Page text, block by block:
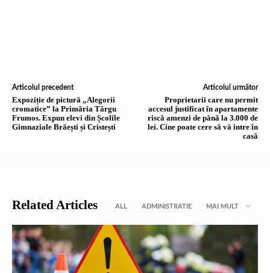
Articolul precedent
Expoziție de pictură „Alegorii
cromatice” la Primăria Târgu
Frumos. Expun elevi din Școlile
Gimnaziale Brăești și Cristești
Articolul următor
Proprietarii care nu permit
accesul justificat în apartamente
riscă amenzi de până la 3.000 de
lei. Cine poate cere să vă intre în
casă
Related Articles ALL ADMINISTRATIE MAI MULT